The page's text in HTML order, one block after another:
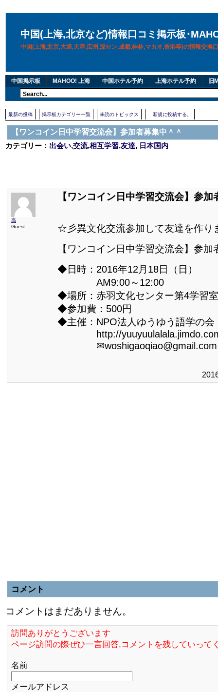
中国(上海,北京など)情報口コミ掲示板･
中国(上海,北京,大連,天津,広州,深セン,成都,桂林,マカオ,香港等)の情報交換
中国掲示板 MAHOO! 上海 中国ホテル予約 上海ホテル予約 旧
最新の投稿 掲示板カテゴリー一覧 未読のトピックス 新規に投稿する。
【ワンコイン日中学習交流会】参加者募集中＾＾
カテゴリー： 出会い,交流,相互学習,友達, 日本国内
高
Guest
【ワンコイン日中学習交流会】参加
☆彡異文化交流参加して友達を作
【ワンコイン日中学習交流会】参加
◆日時：2016年12月18日（日）
AM9:00～12:00
◆場所：赤羽文化センター第4学習室
◆参加費：500円
◆主催：NPO法人ゆうゆう語学の会
http://
✉woshigaoqiao@gmail.com
コメント
コメントはまだありません。
訪問ありがとうございます
ページ訪問の際ぜひ一言回答,コメントを残していって
名前
メールアドレス